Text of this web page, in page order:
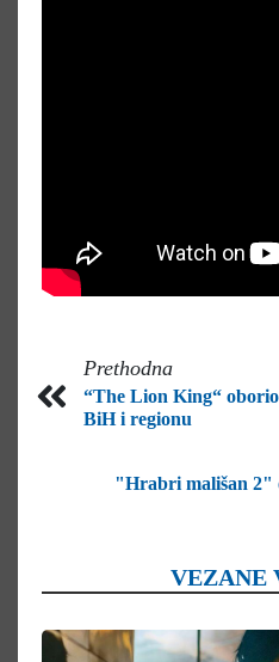
Prethodna
“The Lion King“
BiH i regionu
"Hrabri mališan 2"
VEZANE